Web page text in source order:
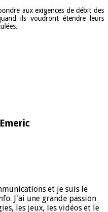
aux exigences de débit des
ils voudront étendre leurs
et je suis le
J'ai une grande passion
les jeux, les vidéos et le